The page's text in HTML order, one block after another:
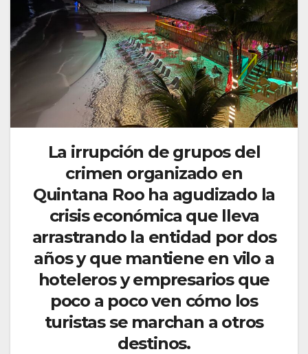
La irrupción de grupos del
crimen organizado en
Quintana Roo ha agudizado la
crisis económica que lleva
arrastrando la entidad por dos
años y que mantiene en vilo a
hoteleros y empresarios que
poco a poco ven cómo los
turistas se marchan a otros
destinos.